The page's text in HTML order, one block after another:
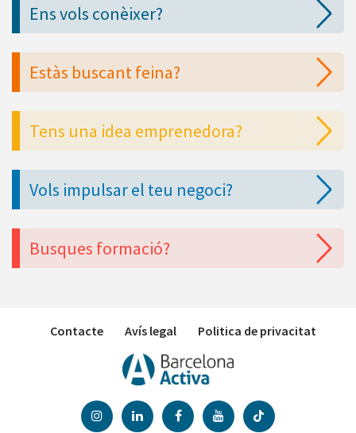
Ens vols conèixer?
Estàs buscant feina?
Tens una idea emprenedora?
Vols impulsar el teu negoci?
Busques formació?
Contacte Avís legal Politica de privacitat